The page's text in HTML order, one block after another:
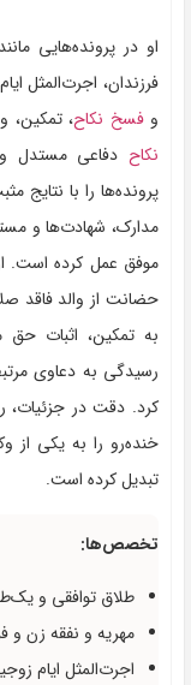
او در پرونده‌هایی مانند
فرزندان، اجرت‌المثل
وفسخ نکاح، تمکین،
نکاح دفاعی مستدل و
پرونده‌ها را با نتایج
مدارک، شهادت‌ها و
موفق عمل کرده است.
حضانت از والد فاقد
به تمکین، اثبات حق
رسیدگی به دعاوی
کرد. دقت در جزئیات،
خنده‌رو را به یکی از
تبدیل کرده است.
تخصص‌ها:
طلاق توافقی و
مهریه و نفقه زن و
اجرت‌المثل ایام